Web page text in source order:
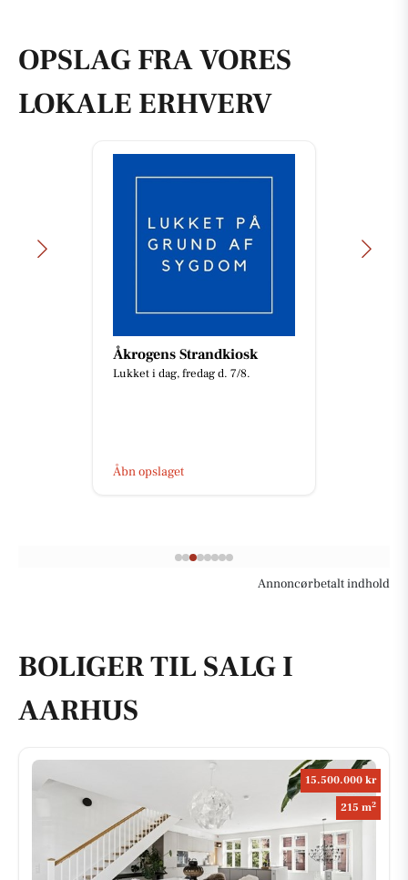
OPSLAG FRA VORES
LOKALE ERHVERV
Åkrogens Strandkiosk
Lukket i dag, fredag d. 7/8.
Åbn opslaget
Annoncørbetalt indhold
BOLIGER TIL SALG I
AARHUS
15.500.000 kr
215 m2